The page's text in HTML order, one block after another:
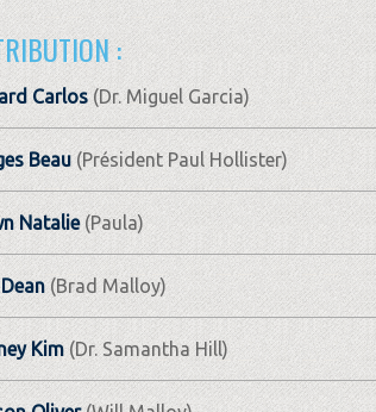
:
Carlos(Dr. Miguel Garcia)
Beau(Président Paul Hollister)
Natalie(Paula)
(Brad Malloy)
Kim(Dr. Samantha Hill)